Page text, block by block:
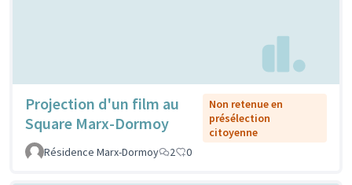
Projection d'un film au
Square Marx-Dormoy
Non retenue en
présélection
citoyenne
Résidence Marx-Dormoy
2 0